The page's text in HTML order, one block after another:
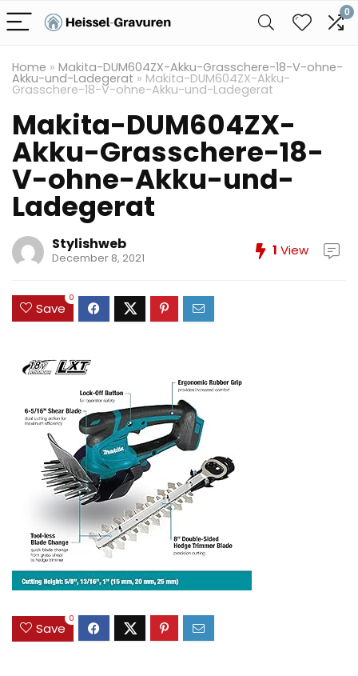
0
Home » Makita-DUM604ZX-Akku-Grasschere-18-V-ohne-
Akku-und-Ladegerat » Makita-DUM604ZX-Akku-
Grasschere-18-V-ohne-Akku-und-Ladegerat
Makita-DUM604ZX-
Akku-Grasschere-18-
V-ohne-Akku-und-
Ladegerat
Stylishweb
December 8, 2021 1 View
Save
0
Save
0